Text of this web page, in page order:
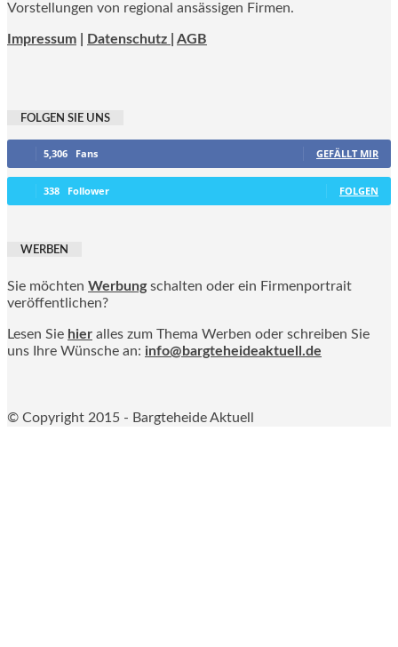
Vorstellungen von regional ansässigen Firmen.
Impressum Datenschutz | AGB
FOLGEN SIE UNS
5,306 Fans GEFÄLLT MIR
338 Follower FOLGEN
WERBEN
Sie möchten Werbung schalten oder ein Firmenportrait
veröffentlichen?
Lesen Sie hier alles zum Thema Werben oder schreiben Sie
uns Ihre Wünsche an: info@bargteheideaktuell.de
© Copyright 2015 - Bargteheide Aktuell